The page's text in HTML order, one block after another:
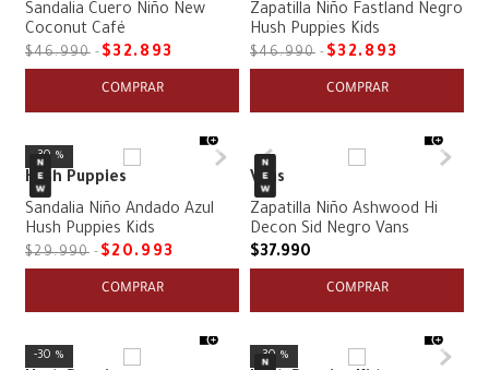
Sandalia Cuero Niño New
Coconut Café
$46.990 $32. 893
COMPRAR
Zapatilla Niño Fastland Negro
Hush Puppies Kids
$46.990 $32. 893
COMPRAR
30 %
Hush Puppies
Sandalia Niño Andado Azul
Hush Puppies Kids
$29.990 $20. 993
COMPRAR
Vans
Zapatilla Niño Ashwood Hi
Decon Sid Negro Vans
$37.990
COMPRAR
30 % 30 %